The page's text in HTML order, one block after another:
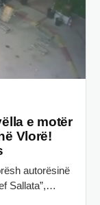
e motër
Vlorë!
autorësinë
Sallata”,…